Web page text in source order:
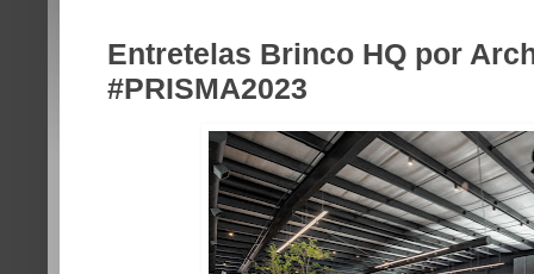
Entretelas Brinco HQ por
#PRISMA2023